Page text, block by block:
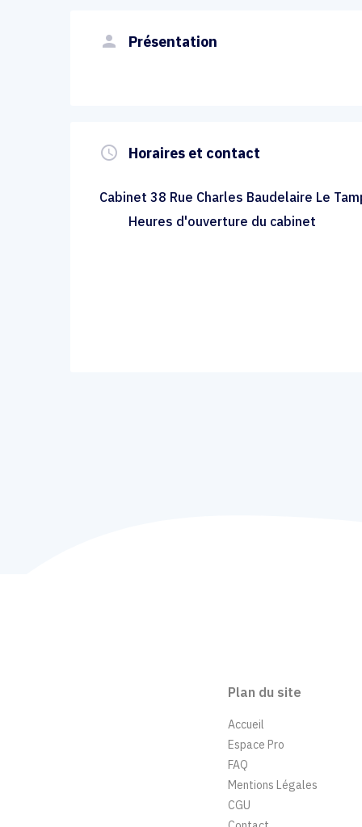
person Présentation
query_builder Horaires et contact
Cabinet 38 Rue Charles Baudelaire Le
Heures d'ouverture du cabinet
Plan du site
Accueil
Espace Pro
FAQ
Mentions Légales
CGU